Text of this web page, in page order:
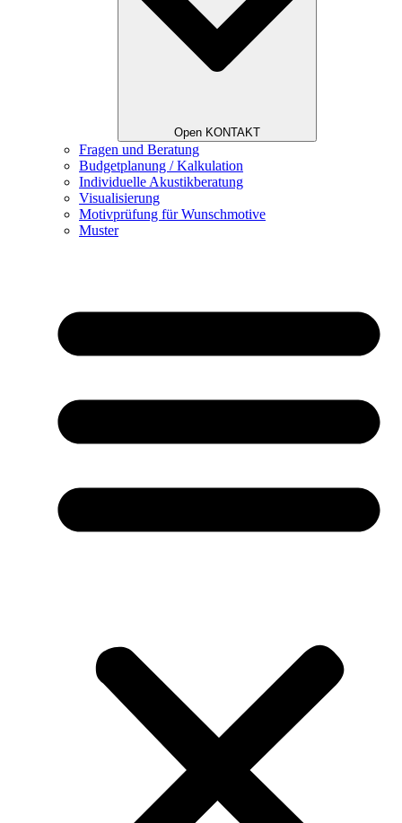
Open KONTAKT
Fragen und Beratung
Budgetplanung / Kalkulation
Individuelle Akustikberatung
Visualisierung
Motivprüfung für Wunschmotive
Muster